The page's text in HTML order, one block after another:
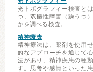
光トポグラフィー検査と
つ、双極性障害（躁うつ
かを調べる検査。
精神療法
精神療法は、薬剤を使用
的なアプローチを通じて
法があり、精神疾患の種
す。思考や感情といった